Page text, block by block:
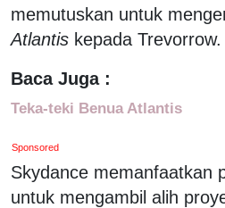
memutuskan untuk
Atlantis kepada Trevorrow.
Baca Juga :
Teka-teki Benua Atlantis
Sponsored
Skydance memanfaatkan
untuk mengambil alih